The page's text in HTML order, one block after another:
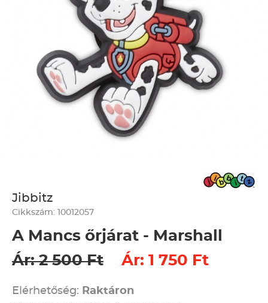
Jibbitz
Cikkszám: 10012057
A Mancs őrjárat - Marshall
Ár: 2 500 Ft
Ár: 1 750 Ft
Elérhetőség: Raktáron